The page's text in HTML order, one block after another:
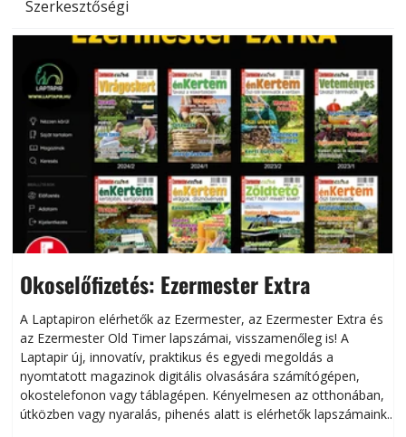
Szerkesztőségi
Okoselőfizetés: Ezermester Extra
A Laptapiron elérhetők az Ezermester, az Ezermester Extra és
az Ezermester Old Timer lapszámai, visszamenőleg is! A
Laptapir új, innovatív, praktikus és egyedi megoldás a
nyomtatott magazinok digitális olvasására számítógépen,
okostelefonon vagy táblagépen. Kényelmesen az otthonában,
útközben vagy nyaralás, pihenés alatt is elérhetők lapszámaink.